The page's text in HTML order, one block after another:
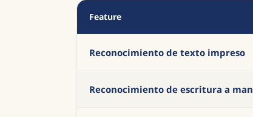
Feature
Reconocimiento de texto impreso
Reconocimiento de escritura a